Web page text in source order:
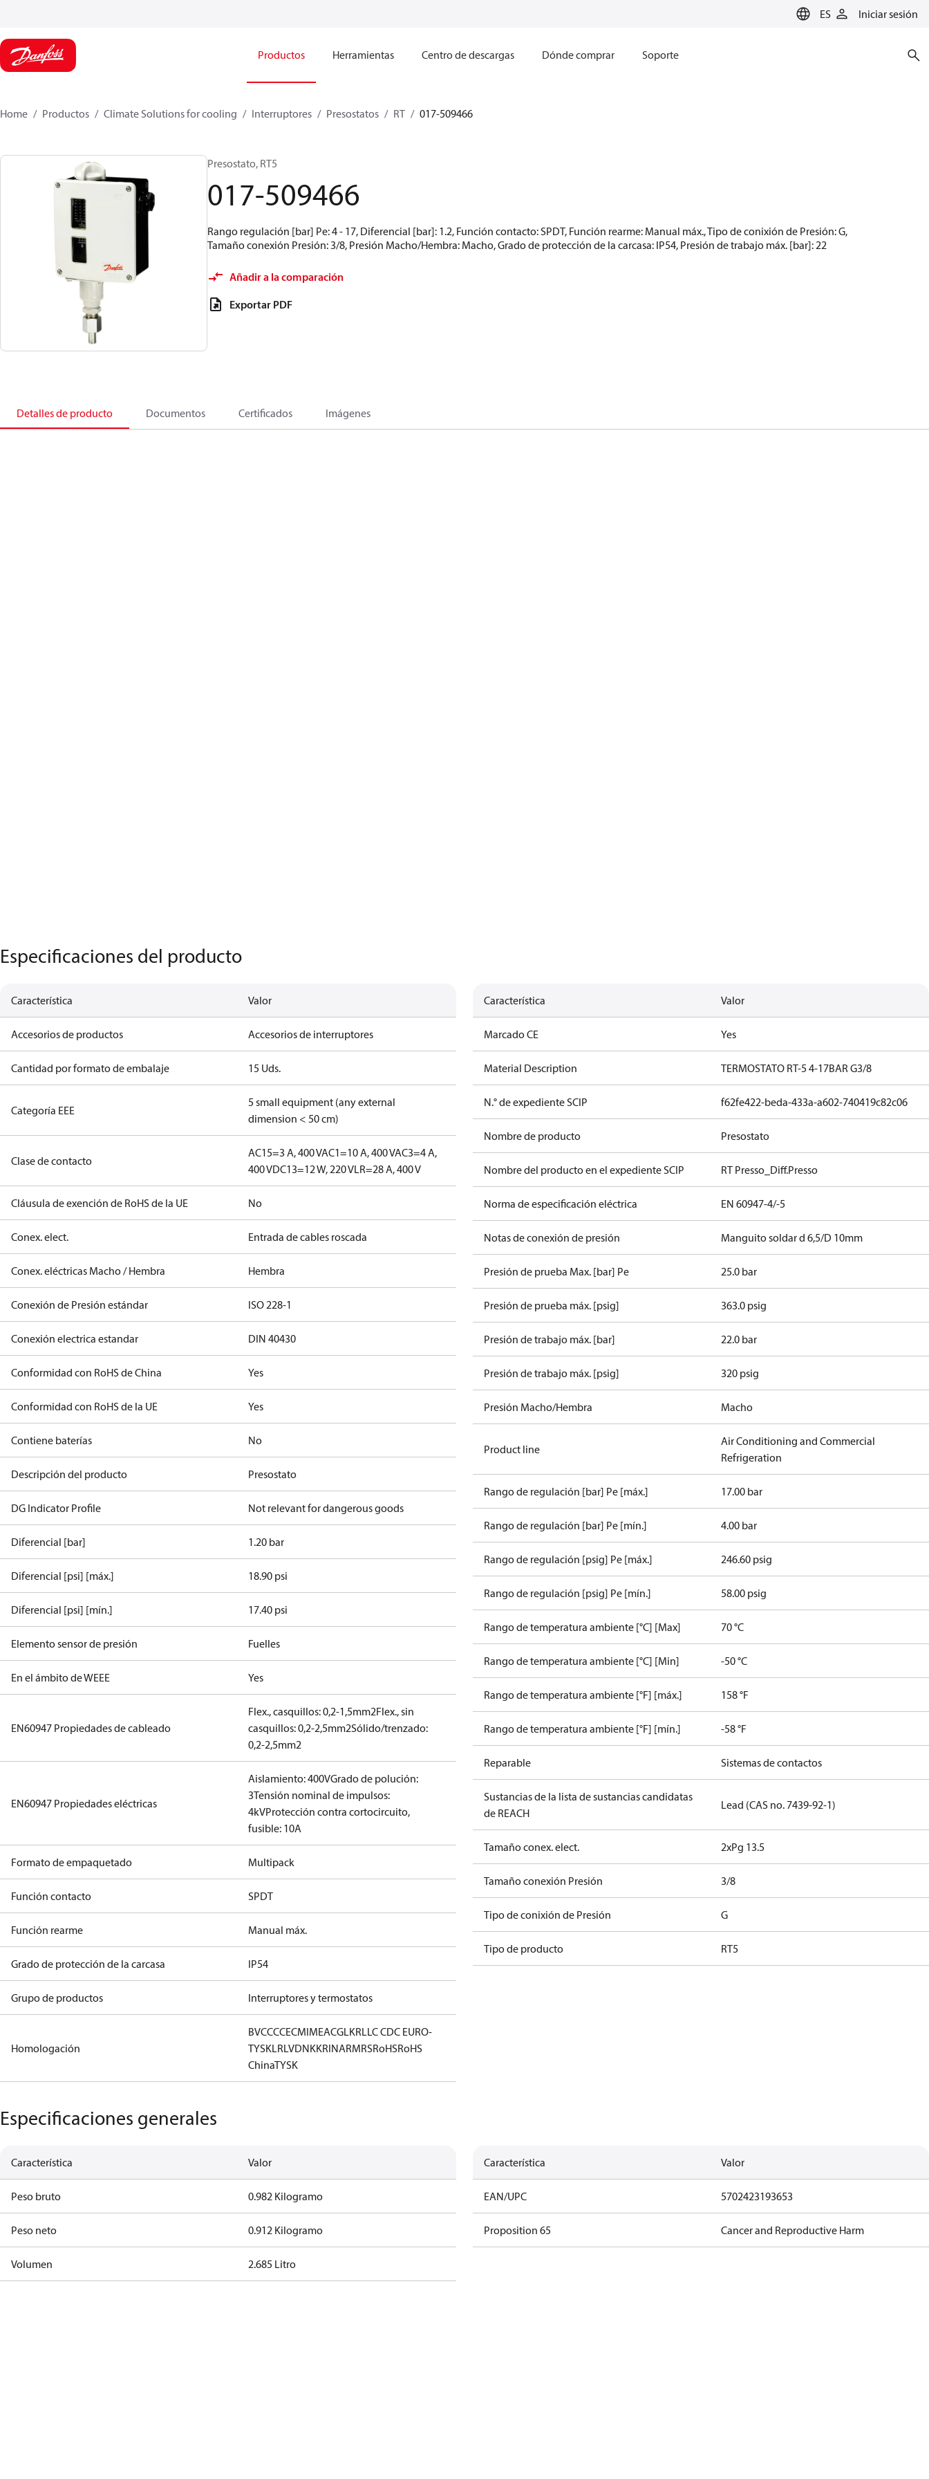
ES Iniciar sesión
Productos Herramientas Centro de descargas Dónde comprar Soporte
Home Productos Climate Solutions for cooling Interruptores Presostatos RT 017-509466
Presostato, RT5
017-509466
Rango regulación [bar] Pe: 4 - 17, Diferencial [bar]: 1.2, Función contacto: SPDT, Función rearme: Manual máx., Tipo de conixión de Presión: G,
Tamaño conexión Presión: 3/8, Presión Macho/Hembra: Macho, Grado de protección de la carcasa: IP54, Presión de trabajo máx. [bar]: 22
Añadir a la comparación
Exportar PDF
Detalles de producto Documentos Certificados Imágenes
Especificaciones del producto
Característica Valor
Accesorios de productos Accesorios de interruptores
Cantidad por formato de embalaje 15 Uds.
Categoría EEE
5 small equipment (any external
dimension < 50 cm)
Clase de contacto
AC15=3 A, 400 VAC1=10 A, 400 VAC3=4 A,
400 VDC13=12 W, 220 VLR=28 A, 400 V
Cláusula de exención de RoHS de la UE No
Conex. elect. Entrada de cables roscada
Conex. eléctricas Macho / Hembra Hembra
Conexión de Presión estándar ISO 228-1
Conexión electrica estandar DIN 40430
Conformidad con RoHS de China Yes
Conformidad con RoHS de la UE Yes
Contiene baterías No
Descripción del producto Presostato
DG Indicator Profile Not relevant for dangerous goods
Diferencial [bar] 1.20 bar
Diferencial [psi] [máx.] 18.90 psi
Diferencial [psi] [mín.] 17.40 psi
Elemento sensor de presión Fuelles
En el ámbito de WEEE Yes
EN60947 Propiedades de cableado
Flex., casquillos: 0,2-1,5mm2Flex., sin
casquillos: 0,2-2,5mm2Sólido/trenzado:
0,2-2,5mm2
EN60947 Propiedades eléctricas
Aislamiento: 400VGrado de polución:
3Tensión nominal de impulsos:
4kVProtección contra cortocircuito,
fusible: 10A
Formato de empaquetado Multipack
Función contacto SPDT
Función rearme Manual máx.
Grado de protección de la carcasa IP54
Grupo de productos Interruptores y termostatos
Homologación
BVCCCCECMIMEACGLKRLLC CDC EURO-
TYSKLRLVDNKKRINARMRSRoHSRoHS
ChinaTYSK
Característica Valor
Marcado CE Yes
Material Description TERMOSTATO RT-5 4-17BAR G3/8
N.° de expediente SCIP f62fe422-beda-433a-a602-740419c82c06
Nombre de producto Presostato
Nombre del producto en el expediente SCIP RT Presso_Diff.Presso
Norma de especificación eléctrica EN 60947-4/-5
Notas de conexión de presión Manguito soldar d 6,5/D 10mm
Presión de prueba Max. [bar] Pe 25.0 bar
Presión de prueba máx. [psig] 363.0 psig
Presión de trabajo máx. [bar] 22.0 bar
Presión de trabajo máx. [psig] 320 psig
Presión Macho/Hembra Macho
Product line
Air Conditioning and Commercial
Refrigeration
Rango de regulación [bar] Pe [máx.] 17.00 bar
Rango de regulación [bar] Pe [mín.] 4.00 bar
Rango de regulación [psig] Pe [máx.] 246.60 psig
Rango de regulación [psig] Pe [mín.] 58.00 psig
Rango de temperatura ambiente [°C] [Max] 70 °C
Rango de temperatura ambiente [°C] [Min] -50 °C
Rango de temperatura ambiente [°F] [máx.] 158 °F
Rango de temperatura ambiente [°F] [mín.] -58 °F
Reparable Sistemas de contactos
Sustancias de la lista de sustancias candidatas
de REACH
Lead (CAS no. 7439-92-1)
Tamaño conex. elect. 2xPg 13.5
Tamaño conexión Presión 3/8
Tipo de conixión de Presión G
Tipo de producto RT5
Especificaciones generales
Característica Valor
Peso bruto 0.982 Kilogramo
Peso neto 0.912 Kilogramo
Volumen 2.685 Litro
Característica Valor
EAN/UPC 5702423193653
Proposition 65 Cancer and Reproductive Harm